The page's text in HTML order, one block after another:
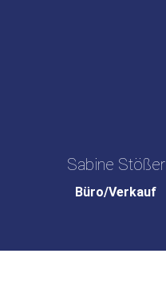
Sabine Stößer
Büro/Verkauf